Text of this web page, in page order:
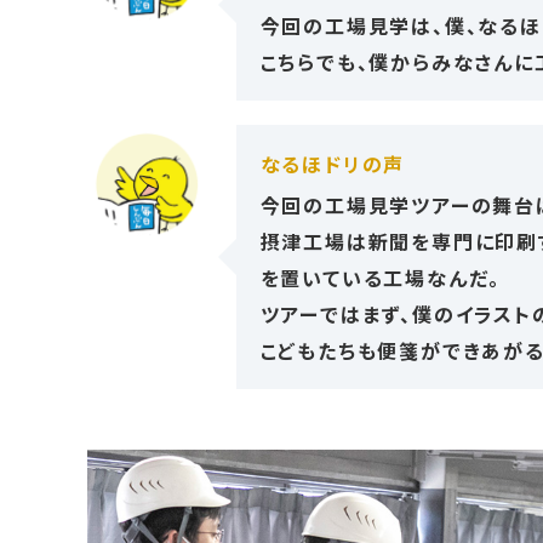
今回の工場見学は、僕、なる
こちらでも、僕からみなさん
なるほドリの声
今回の工場見学ツアーの舞台
摂津工場は新聞を専門に印刷
を置いている工場なんだ。
ツアーではまず、僕のイラス
こどもたちも便箋ができあが